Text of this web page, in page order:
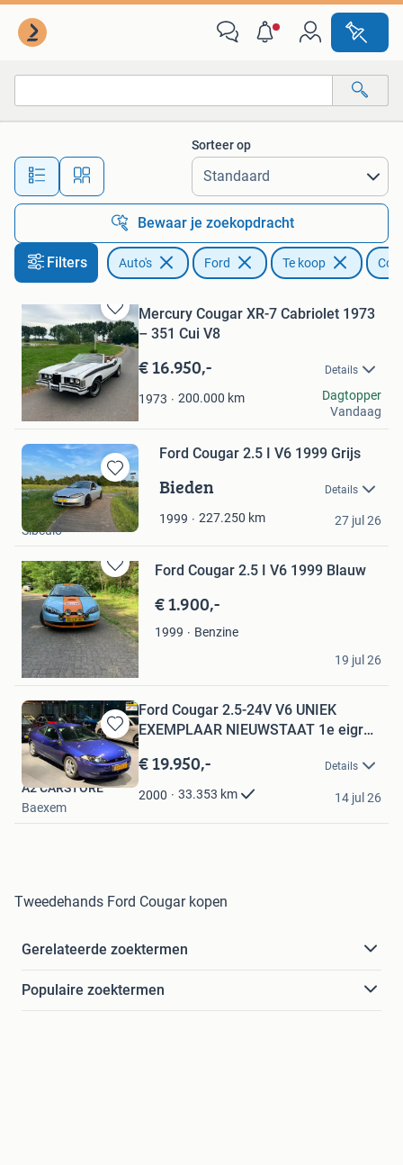
Alle afstanden…
Sorteer op
Bewaar je zoekopdracht
Filters Auto's Ford Te koop
Bewaren
in
Mijn
Favorieten
Mercury Cougar XR-7 Cabriolet 1973
– 351 Cui V8
€ 16.950,- Details
1973 200.000 km
Willem
Huissen
Dagtopper
Vandaag
Bewaren
in
Mijn
Favorieten
Ford Cougar 2.5 I V6 1999 Grijs
Bieden Details
1999 227.250 km
Thijs
Sibculo
27 jul 26
Bewaren
in
Mijn
Favorieten
Ford Cougar 2.5 I V6 1999 Blauw
€ 1.900,-
1999
Benzine
Aleksandr
Wapenveld
19 jul 26
Bewaren
in
Mijn
Favorieten
Ford Cougar 2.5-24V V6 UNIEK
EXEMPLAAR NIEUWSTAAT 1e eigr
€ 19.950,- Details
2000 33.353 km
A2 CARSTORE
Baexem
14 jul 26
Tweedehands Ford Cougar kopen
Gerelateerde zoektermen
Populaire zoektermen